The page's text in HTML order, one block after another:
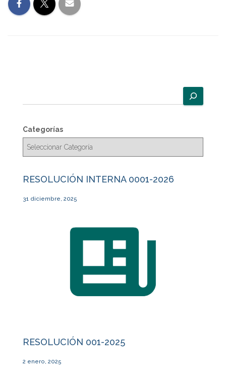
u
c
a
Categorías
RESOLUCIÓN INTERNA 0001-2026
31 diciembre, 2025
RESOLUCIÓN 001-2025
2 enero, 2025